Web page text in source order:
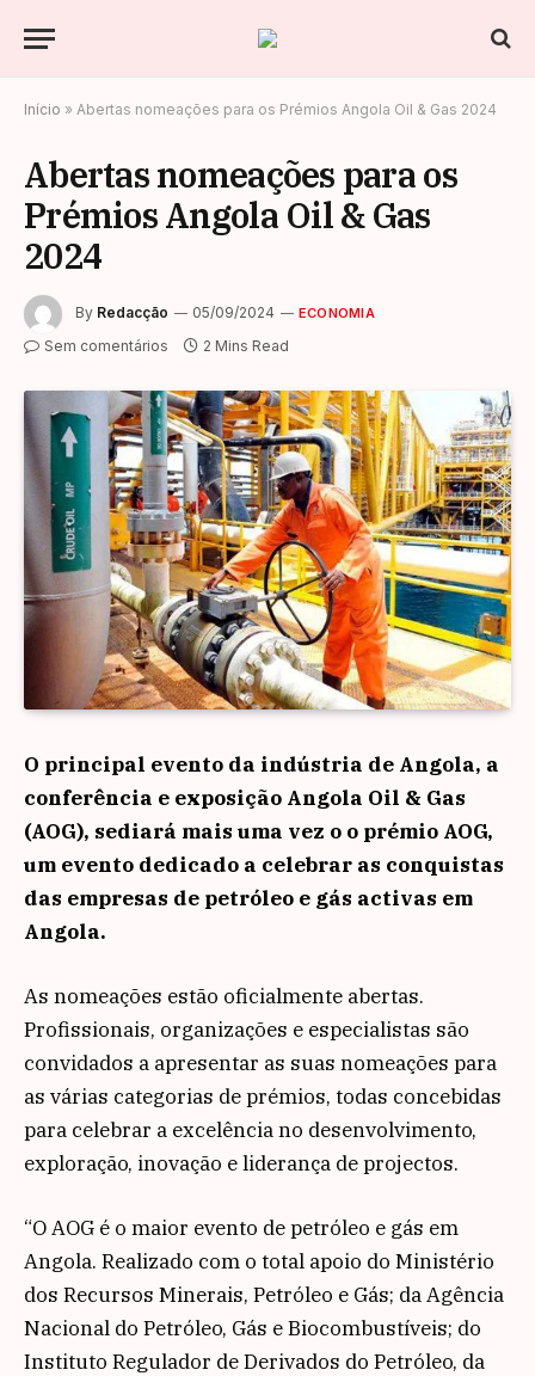
Início » Abertas nomeações para os Prémios Angola Oil & Gas 2024
Abertas nomeações para os
Prémios Angola Oil & Gas
2024
By Redacção 05/09/2024 ECONOMIA
Sem comentários 2 Mins Read
O principal evento da indústria de Angola, a
conferência e exposição Angola Oil & Gas
(AOG), sediará mais uma vez o o prémio AOG,
um evento dedicado a celebrar as conquistas
das empresas de petróleo e gás activas em
Angola.
As nomeações estão oficialmente abertas.
Profissionais, organizações e especialistas são
convidados a apresentar as suas nomeações para
as várias categorias de prémios, todas concebidas
para celebrar a excelência no desenvolvimento,
exploração, inovação e liderança de projectos.
“O AOG é o maior evento de petróleo e gás em
Angola. Realizado com o total apoio do Ministério
dos Recursos Minerais, Petróleo e Gás; da Agência
Nacional do Petróleo, Gás e Biocombustíveis; do
Instituto Regulador de Derivados do Petróleo, da